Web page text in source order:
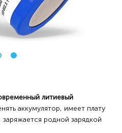
литиевый
аккумулятор, имеет плату
родной зарядкой